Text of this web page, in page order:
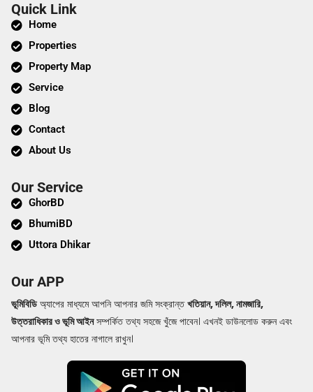
Quick Link
Home
Properties
Property Map
Service
Blog
Contact
About Us
Our Service
GhorBD
BhumiBD
Uttora Dhikar
Our APP
ভূমিবিডিঅ্যাপের মাধ্যমে আপনি আপনার জমি সংক্রান্তখতিয়ান, দলিল, নামজারি,
উত্তরাধিকার ও ভূমি আইনসম্পর্কিত তথ্য সহজে খুঁজে পাবেন। এখনই ডাউনলোড করুন এবং
আপনার ভূমি তথ্য হাতের নাগালে রাখুন।